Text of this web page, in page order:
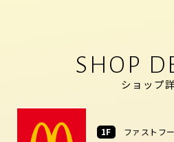
SHOP
ショップ
1F ファストフ